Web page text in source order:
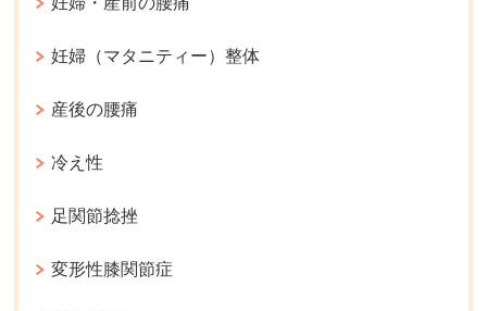
妊婦（マタニティー）整体
産後の腰痛
冷え性
足関節捻挫
変形性膝関節症